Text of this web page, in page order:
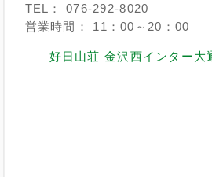
TEL： 076-292-8020
営業時間： 11：00～20：00
好日山荘 金沢西インター大